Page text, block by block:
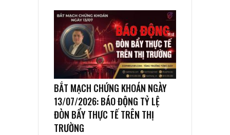
BẮT MẠCH CHỨNG KHOÁN NGÀY
13/07/2026: BÁO ĐỘNG TỶ LỆ
ĐÒN BẨY THỰC TẾ TRÊN THỊ
TRƯỜNG